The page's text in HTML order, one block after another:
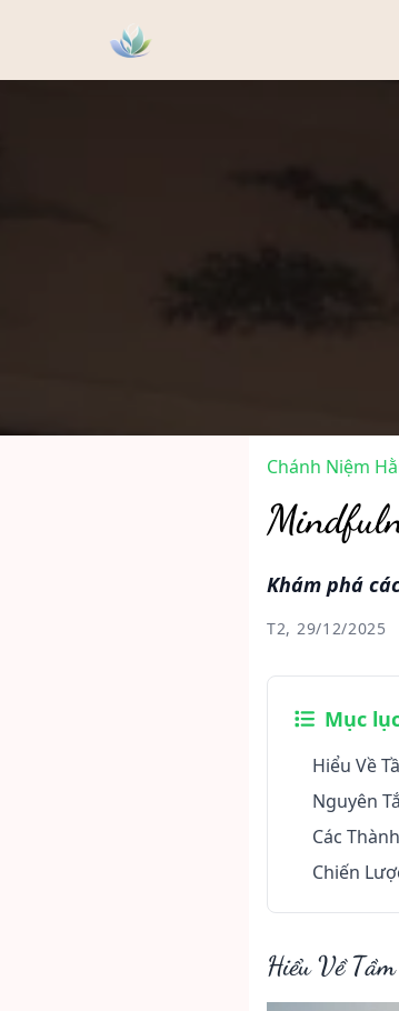
Chánh Niệm
Khám phá
T2, 29/12/2025
Mục
Hiểu Về
Nguyên
Các
Chiến
Hiểu Về